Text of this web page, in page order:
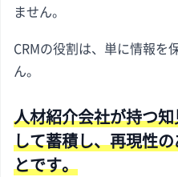
ません。
CRMの役割は、単に情報を
ん。
人材紹介会社が持つ
して蓄積し、再現性
とです。